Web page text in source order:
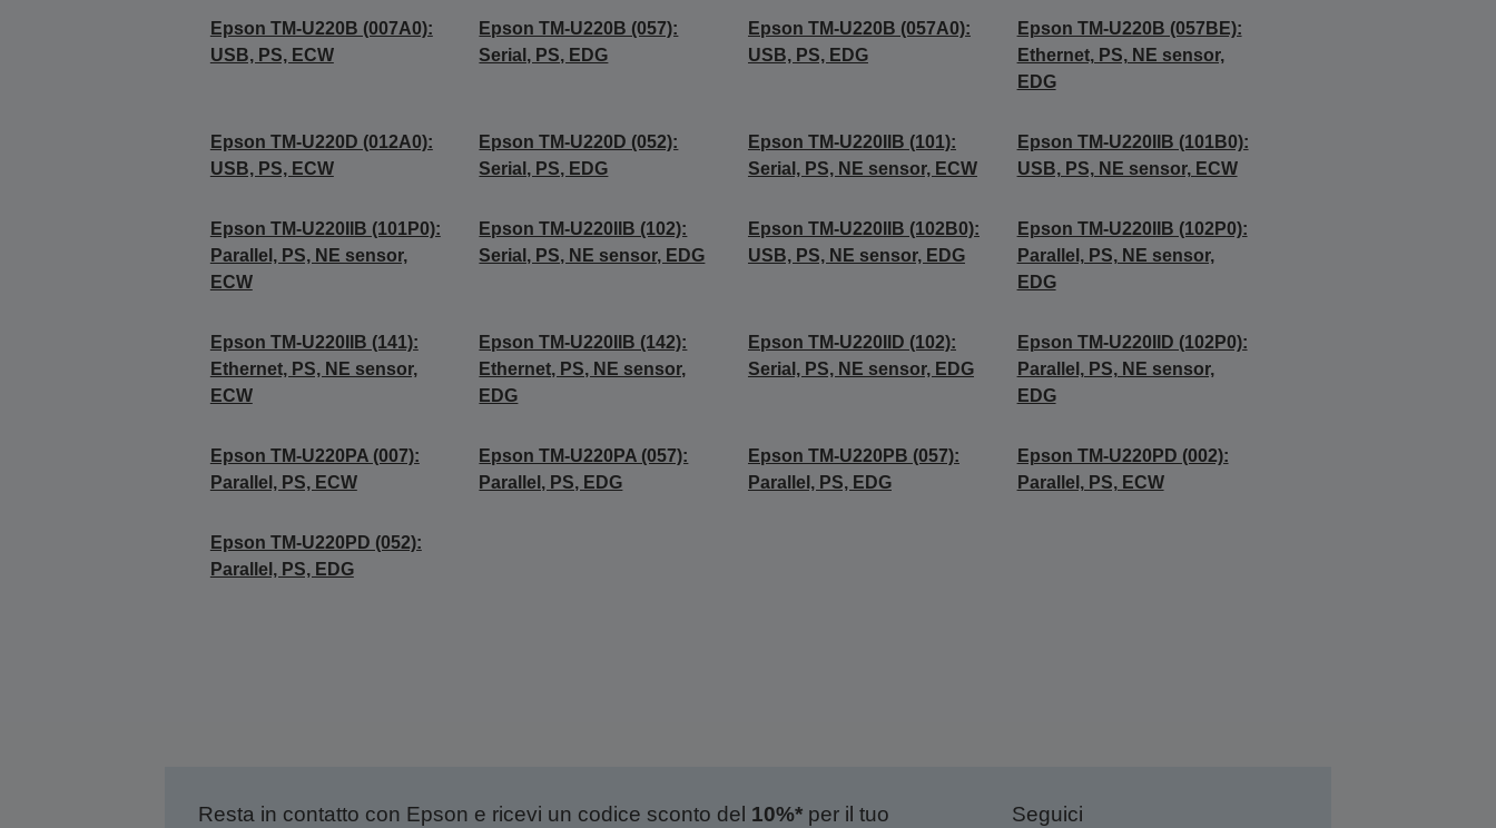
Epson TM-U220B (007A0):
USB, PS, ECW
Epson TM-U220B (057):
Serial, PS, EDG
Epson TM-U220B (057A0):
USB, PS, EDG
Epson TM-U220B (057BE):
Ethernet, PS, NE sensor,
EDG
Epson TM-U220D (012A0):
USB, PS, ECW
Epson TM-U220D (052):
Serial, PS, EDG
Epson TM-U220IIB (101):
Serial, PS, NE sensor, ECW
Epson TM-U220IIB (101B0):
USB, PS, NE sensor, ECW
Epson TM-U220IIB (101P0):
Parallel, PS, NE sensor,
ECW
Epson TM-U220IIB (102):
Serial, PS, NE sensor, EDG
Epson TM-U220IIB (102B0):
USB, PS, NE sensor, EDG
Epson TM-U220IIB (102P0):
Parallel, PS, NE sensor,
EDG
Epson TM-U220IIB (141):
Ethernet, PS, NE sensor,
ECW
Epson TM-U220IIB (142):
Ethernet, PS, NE sensor,
EDG
Epson TM-U220IID (102):
Serial, PS, NE sensor, EDG
Epson TM-U220IID (102P0):
Parallel, PS, NE sensor,
EDG
Epson TM-U220PA (007):
Parallel, PS, ECW
Epson TM-U220PA (057):
Parallel, PS, EDG
Epson TM-U220PB (057):
Parallel, PS, EDG
Epson TM-U220PD (002):
Parallel, PS, ECW
Epson TM-U220PD (052):
Parallel, PS, EDG
Resta in contatto con Epson e ricevi un codice sconto del 10%*per il tuo
Seguici